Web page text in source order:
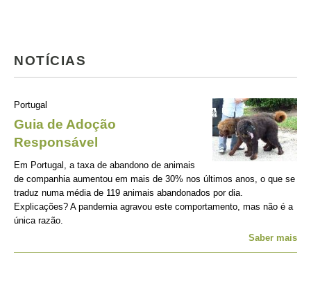
NOTÍCIAS
Portugal
Guia de Adoção
Responsável
Em Portugal, a taxa de abandono de animais
de companhia aumentou em mais de 30% nos últimos anos, o que se
traduz numa média de 119 animais abandonados por dia.
Explicações? A pandemia agravou este comportamento, mas não é a
única razão.
Saber mais